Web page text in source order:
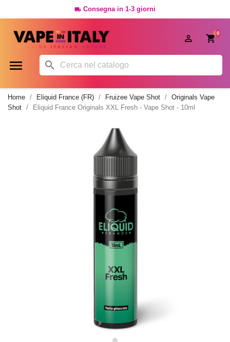
 Consegna in 1-3 giorni
0

 
Home Eliquid France (FR) Fruizee Vape Shot
Originals Vape
Shot
Eliquid France Originals XXL Fresh - Vape Shot - 10ml